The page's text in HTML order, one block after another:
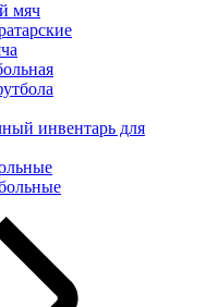
мяч
инвентарь для